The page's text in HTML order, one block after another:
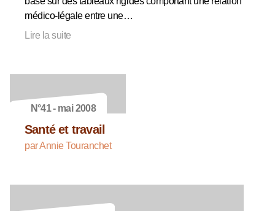
médico-légale entre une…
Lire la suite
N°41 - mai 2008
Santé et travail
par Annie Touranchet